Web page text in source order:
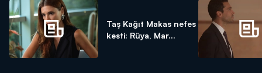
Taş Kağıt Makas nefes
kesti: Rüya, Mar...